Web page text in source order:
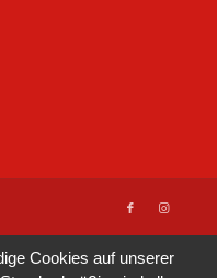
Cookies auf unserer